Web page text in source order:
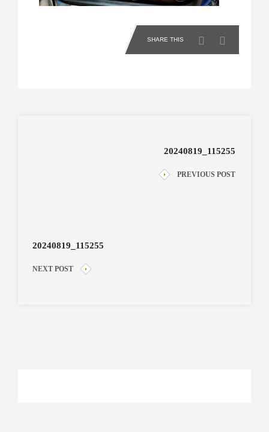
SHARE THIS
20240819_115255
PREVIOUS POST
20240819_115255
NEXT POST